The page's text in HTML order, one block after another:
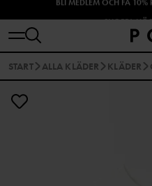
START ALLA KLÄDER KLÄDER